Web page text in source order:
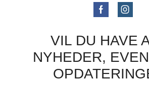
VIL DU HAVE
NYHEDER,